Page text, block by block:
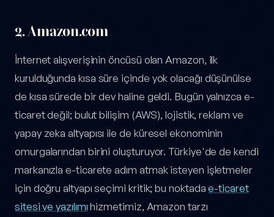
2. Amazon.com
İnternet alışverişinin öncüsü olan Amazon, ilk
kurulduğunda kısa süre içinde yok olacağı düşünülse
de kısa sürede bir dev haline geldi. Bugün yalnızca e-
ticaret değil; bulut bilişim (AWS), lojistik, reklam ve
yapay zeka altyapısı ile de küresel ekonominin
omurgalarından birini oluşturuyor. Türkiye'de de kendi
markanızla e-ticarete adım atmak isteyen işletmeler
için doğru altyapı seçimi kritik; bu noktadae-ticaret
sitesi ve yazılımıhizmetimiz, Amazon tarzı